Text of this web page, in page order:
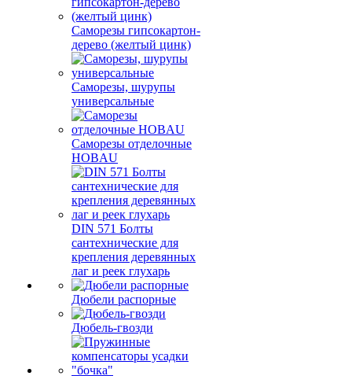
Саморезы гипсокартон-
дерево (желтый цинк)
Саморезы, шурупы
универсальные
Саморезы отделочные
HOBAU
DIN 571 Болты
сантехнические для
крепления деревянных
лаг и реек глухарь
Дюбели распорные
Дюбель-гвозди